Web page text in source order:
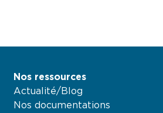
Nos ressources
Actualité/Blog
Nos documentations